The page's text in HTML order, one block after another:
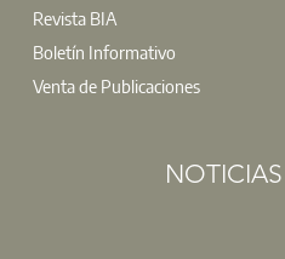
Revista BIA
Boletín Informativo
Venta de Publicaciones
NOTICIAS